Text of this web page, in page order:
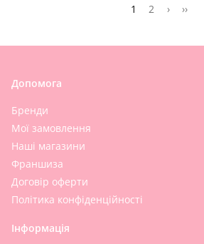
1
2 › ››
Допомога
Бренди
Мої замовлення
Наші магазини
Франшиза
Договір оферти
Політика конфіденційності
Інформація